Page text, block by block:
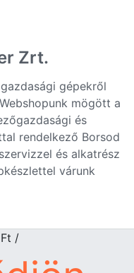
Zrt.
gépekről
mögött a
és
rendelkező Borsod
és alkatrész
várunk
Ft /